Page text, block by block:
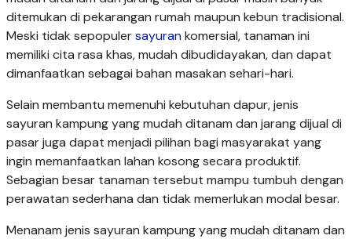
ditemukan di pekarangan rumah maupun kebun tradisional.
Meski tidak sepopulersayurankomersial, tanaman ini
memiliki cita rasa khas, mudah dibudidayakan, dan dapat
dimanfaatkan sebagai bahan masakan sehari-hari.
Selain membantu memenuhi kebutuhan dapur, jenis
sayuran kampung yang mudah ditanam dan jarang dijual di
pasar juga dapat menjadi pilihan bagi masyarakat yang
ingin memanfaatkan lahan kosong secara produktif.
Sebagian besar tanaman tersebut mampu tumbuh dengan
perawatan sederhana dan tidak memerlukan modal besar.
Menanam jenis sayuran kampung yang mudah ditanam dan